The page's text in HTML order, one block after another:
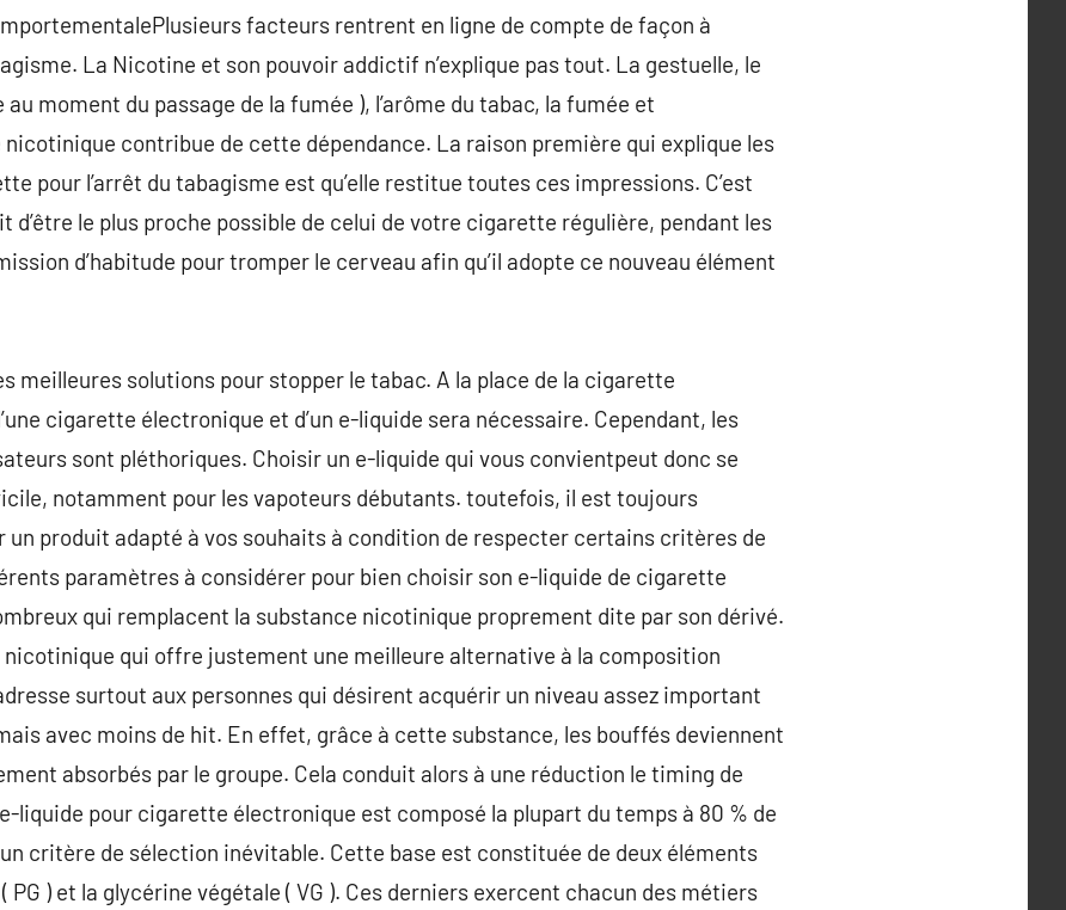
facteurs rentrent en ligne de compte de façon à
La Nicotine et son pouvoir addictif n’explique pas tout. La gestuelle, le
moment du passage de la fumée ), l’arôme du tabac, la fumée et
contribue de cette dépendance. La raison première qui explique les
pour l’arrêt du tabagisme est qu’elle restitue toutes ces impressions. C’est
d’être le plus proche possible de celui de votre cigarette régulière, pendant les
d’habitude pour tromper le cerveau afin qu’il adopte ce nouveau élément
meilleures solutions pour stopper le tabac. A la place de la cigarette
cigarette électronique et d’un e-liquide sera nécessaire. Cependant, les
sont pléthoriques. Choisir un e-liquide qui vous convientpeut donc se
notamment pour les vapoteurs débutants. toutefois, il est toujours
un produit adapté à vos souhaits à condition de respecter certains critères de
paramètres à considérer pour bien choisir son e-liquide de cigarette
qui remplacent la substance nicotinique proprement dite par son dérivé.
nicotinique qui offre justement une meilleure alternative à la composition
surtout aux personnes qui désirent acquérir un niveau assez important
avec moins de hit. En effet, grâce à cette substance, les bouffés deviennent
absorbés par le groupe. Cela conduit alors à une réduction le timing de
liquide pour cigarette électronique est composé la plupart du temps à 80 % de
critère de sélection inévitable. Cette base est constituée de deux éléments
PG ) et la glycérine végétale ( VG ). Ces derniers exercent chacun des métiers